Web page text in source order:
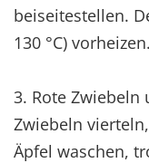
beiseitestellen.
130 °C) vorheizen.
3. Rote Zwiebeln
Zwiebeln
Äpfel waschen,